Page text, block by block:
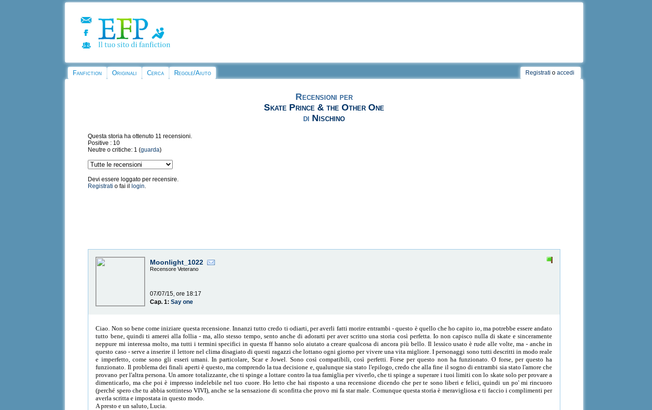
Fanfiction Originali Cerca Regole/Aiuto Registrati o accedi
Recensioni per
Skate Prince & the Other One
di Nischino
Questa storia ha ottenuto 11 recensioni.
Positive : 10
Neutre o critiche: 1 (guarda)
Devi essere loggato per recensire.
Registrati o fai il login.
Moonlight_1022
Recensore Veterano
07/07/15, ore 18:17
Cap. 1:Say one
Ciao. Non so bene come iniziare questa recensione. Innanzi tutto credo ti odiarti, per averli fatti morire entrambi - questo è quello che ho capito io, ma potrebbe essere andato
tutto bene, quindi ti amerei alla follia - ma, allo stesso tempo, sento anche di adorarti per aver scritto una storia così perfetta. Io non capisco nulla di skate e sinceramente
neppure mi interessa molto, ma tutti i termini specifici in questa ff hanno solo aiutato a creare qualcosa di ancora più bello. Il lessico usato è rude alle volte, ma - anche in
questo caso - serve a inserire il lettore nel clima disagiato di questi ragazzi che lottano ogni giorno per vivere una vita migliore. I personaggi sono tutti descritti in modo reale
e imperfetto, come sono gli esseri umani. In particolare, Scar e Jowel. Sono così compatibili, così perfetti. Forse per questo non ha funzionato. O forse, per questo ha
funzionato. Il problema dei finali aperti è questo, ma comprendo la tua decisione e, qualunque sia stato l'epilogo, credo che alla fine il sogno di entrambi sia stato l'amore che
provano per l'altra persona. Un amore totalizzante, che ti spinge a lottare contro la tua famiglia per viverlo, che ti spinge a superare i tuoi limiti con lo skate solo per provare a
dimenticarlo, ma che poi è impresso indelebile nel tuo cuore. Ho letto che hai risposto a una recensione dicendo che per te sono liberi e felici, quindi un po' mi rincuoro
(perché spero che tu abbia sottinteso VIVI), anche se la sensazione di sconfitta che provo mi fa star male. Comunque questa storia è meravigliosa e ti faccio i complimenti per
averla scritta e impostata in questo modo.
A presto e un saluto, Lucia.